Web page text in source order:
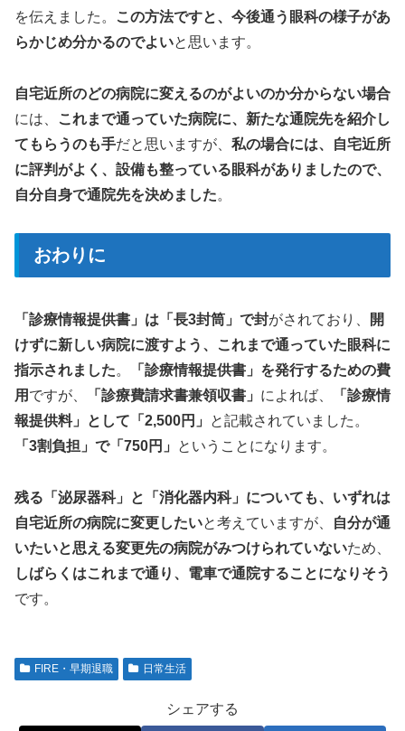
を伝えました。
この方法ですと、今後通う眼科の様子があ
らかじめ分かるのでよいと思います。
自宅近所のどの病院に変えるのがよいのか分からない場合
には、
これまで通っていた病院に、新たな通院先を紹介し
てもらうのも手だと思いますが、 私の場合には、自宅近所
に評判がよく、設備も整っている眼科がありましたので、
自分自身で通院先を決めました。
おわりに
「診療情報提供書」は「長3封筒」で封がされており、
開
けずに新しい病院に渡すよう、これまで通っていた眼科に
指示されました。
「診療情報提供書」を発行するための費
用 ですが、 「診療費請求書兼領収書」 によれば、
「診療情
報提供料」として「2,500円」
と記載されていました。
「3割負担」で「750円」
ということになります。
残る「泌尿器科」と「消化器内科」についても、いずれは
自宅近所の病院に変更したいと考えていますが、
自分が通
いたいと思える変更先の病院がみつけられていないため、
しばらくはこれまで通り、電車で通院することになりそう
です。
FIRE・早期退職 日常生活
シェアする